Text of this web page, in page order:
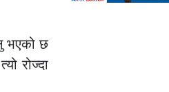
भएको छ
रोज्दा